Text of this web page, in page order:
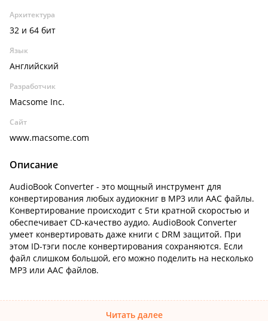
Архитектура
32 и 64 бит
Язык
Английский
Разработчик
Macsome Inc.
Сайт
www.macsome.com
Описание
AudioBook Converter - это мощный инструмент для
конвертирования любых аудиокниг в MP3 или AAC файлы.
Конвертирование происходит с 5ти кратной скоростью и
обеспечивает CD-качество аудио. AudioBook Converter
умеет конвертировать даже книги с DRM защитой. При
этом ID-тэги после конвертирования сохраняются. Если
файл слишком большой, его можно поделить на несколько
MP3 или AAC файлов.
Читать далее